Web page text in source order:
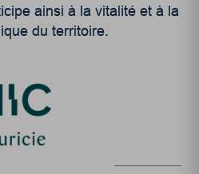
ainsi à la vitalité et à la
du territoire.